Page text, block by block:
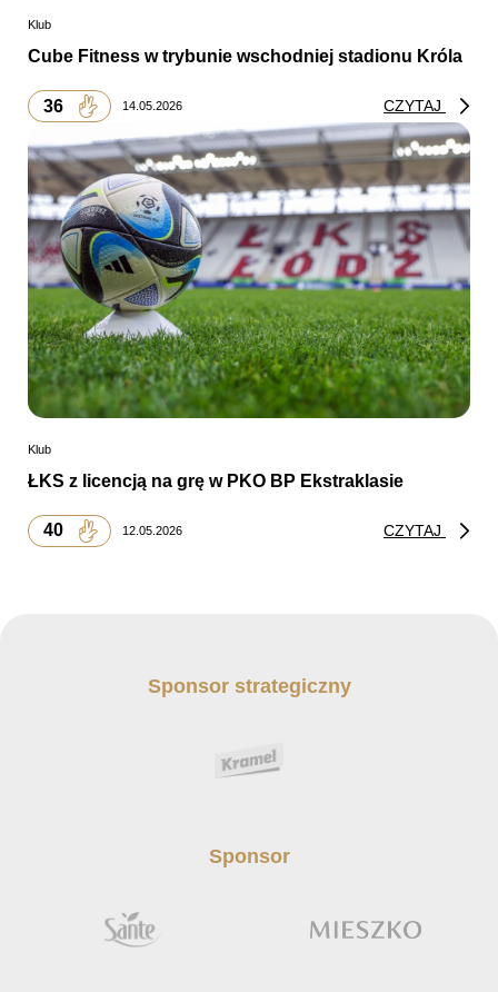
Klub
Cube Fitness w trybunie wschodniej stadionu Króla
36 14.05.2026 CZYTAJ
Klub
ŁKS z licencją na grę w PKO BP Ekstraklasie
40 12.05.2026 CZYTAJ
Sponsor strategiczny
Sponsor